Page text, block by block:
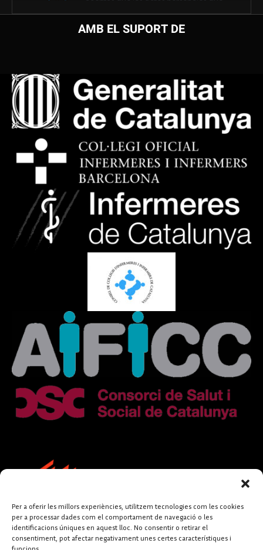
Per a oferir les millors experiències, utilitzem tecnologies com les cookies
per a processar dades com el comportament de navegació o les
identificacions úniques en aquest lloc. No consentir o retirar el
consentiment, pot afectar negativament unes certes característiques i
AMB EL SUPORT DE